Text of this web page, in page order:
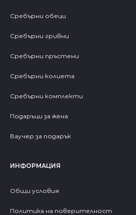
Сребърни обеци
Сребърни гривни
Сребърни пръстени
Сребърни колиета
Сребърни комплекти
Подаръци за жена
Ваучер за подарък
ИНФОРМАЦИЯ
Общи условия
Политика на поверителност